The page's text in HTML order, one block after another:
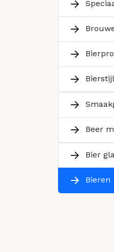
Beer
Bier
Bieren